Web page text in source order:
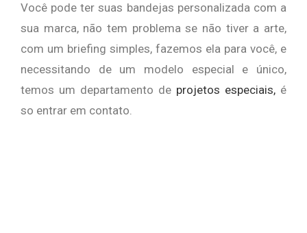
Você pode ter suas bandejas personalizada com a
sua marca, não tem problema se não tiver a arte,
com um briefing simples, fazemos ela para você, e
necessitando de um modelo especial e único,
temos um departamento de projetos especiais, é
so entrar em contato.